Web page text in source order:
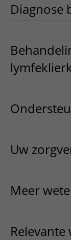
Diagnose
Uw
Meer
Relevante